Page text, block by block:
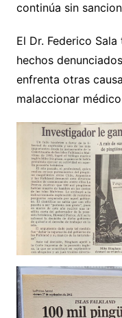
continúa sin
El Dr. Federico
hechos
enfrenta otras
malaccionar